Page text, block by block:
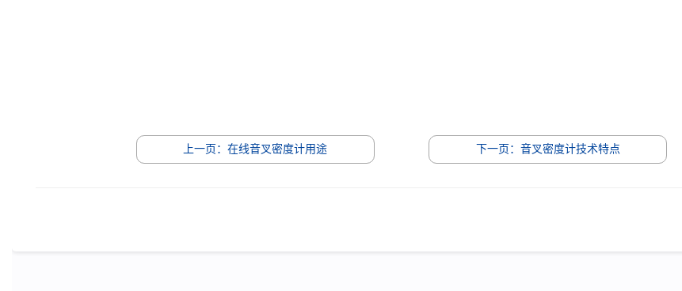
上一页：在线音叉密度计用途 下一页：音叉密度计技术特点